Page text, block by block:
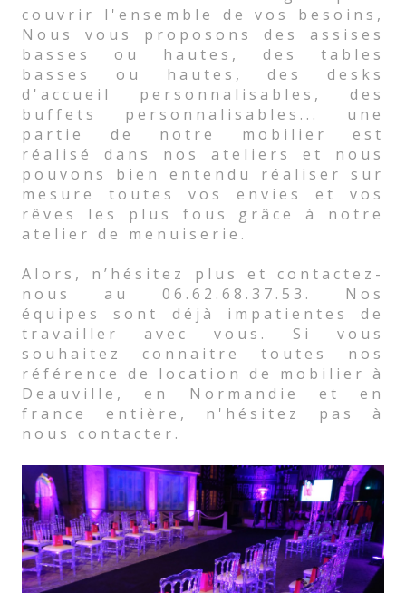
couvrir l'ensemble de vos besoins,
Nous vous proposons des assises
basses ou hautes, des tables
basses ou hautes, des desks
d'accueil personnalisables, des
buffets personnalisables... une
partie de notre mobilier est
réalisé dans nos ateliers et nous
pouvons bien entendu réaliser sur
mesure toutes vos envies et vos
rêves les plus fous grâce à notre
atelier de menuiserie.
Alors, n’hésitez plus et contactez-
nous au 06.62.68.37.53. Nos
équipes sont déjà impatientes de
travailler avec vous. Si vous
souhaitez connaitre toutes nos
référence de location de mobilier à
Deauville, en Normandie et en
france entière, n'hésitez pas à
nous contacter.